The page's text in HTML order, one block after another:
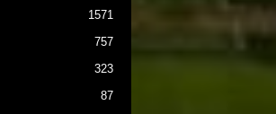
1571
757
323
87